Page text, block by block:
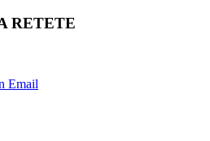
RETETE
Email